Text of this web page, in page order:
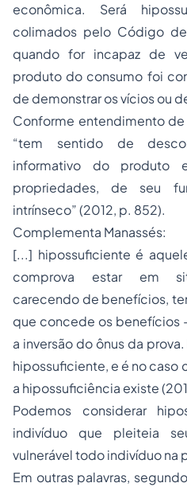
econômica. Será
colimados pelo Código
quando for incapaz de
produto do consumo foi
de demonstrar os vícios ou
Conforme entendimento
“tem sentido de
informativo do produto
propriedades, de seu
intrínseco” (2012, p. 852).
Complementa Manassés:
[...] hipossuficiente é
comprova estar em
carecendo de benefícios,
que concede os benefícios
a inversão do ônus da
hipossuficiente, e é no caso
a hipossuficiência existe
Podemos considerar
indivíduo que pleiteia
vulnerável todo indivíduo na
Em outras palavras,